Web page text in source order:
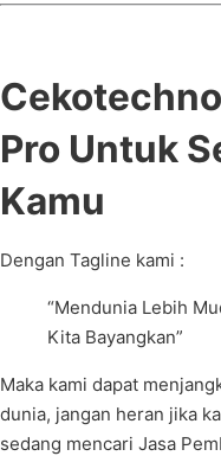
Pro Untuk
Kamu
Dengan Tagline kami :
“Mendunia Lebih
Kita Bayangkan”
Maka kami dapat
dunia, jangan heran jika
sedang mencari Jasa